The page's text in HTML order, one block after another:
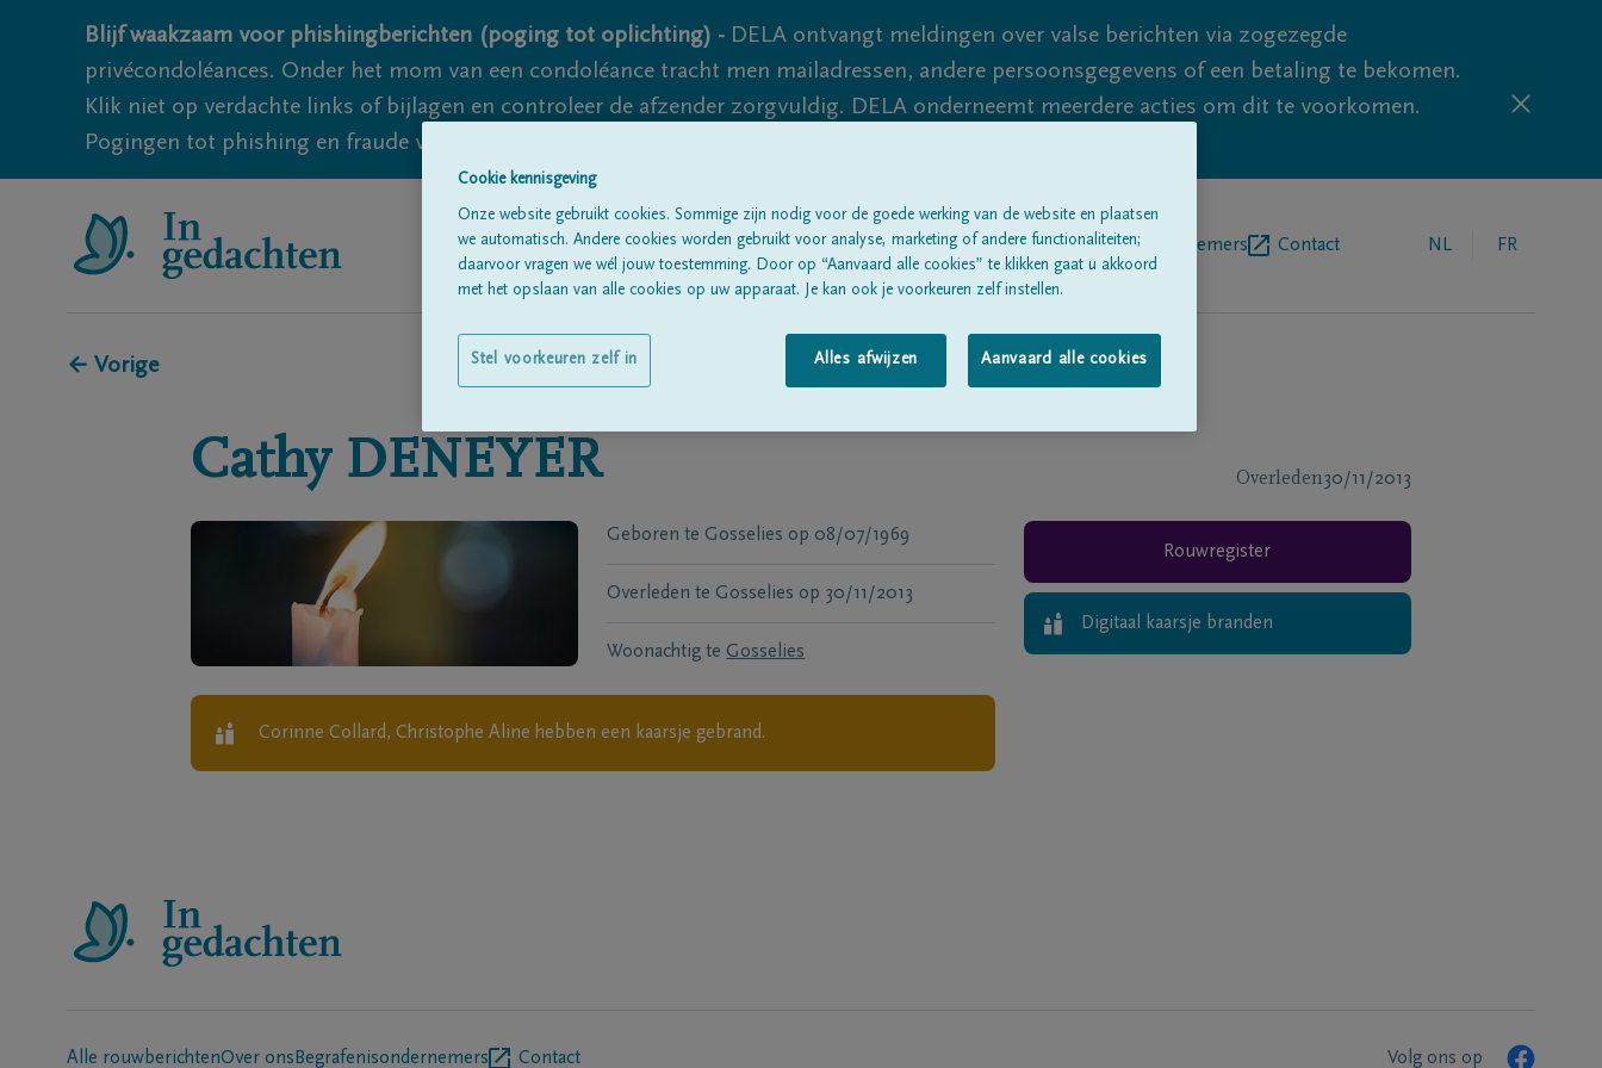
Blijf waakzaam voor phishingberichten (poging tot oplichting) - DELA ontvangt meldingen over valse berichten via zogezegde
privécondoléances. Onder het mom van een condoléance tracht men mailadressen, andere persoonsgegevens of een betaling te bekomen.
Klik niet op verdachte links of bijlagen en controleer de afzender zorgvuldig. DELA onderneemt meerdere acties om dit te voorkomen.
Pogingen tot phishing en fraude vallen echter nooit volledig uit te sluiten, dus blijf waakzaam.
Alle rouwberichten Over onsBegrafenisondernemers Contact NL FR
← Vorige
Cathy DENEYER Overleden30/11/2013
Geboren te Gosselies op 08/07/1969
Overleden te Gosselies op 30/11/2013
Woonachtig te Gosselies
Corinne Collard, Christophe Aline hebben een kaarsje gebrand.
Rouwregister
Digitaal kaarsje branden
Alle rouwberichtenOver ons Begrafenisondernemers Contact Volg ons op
Cookie kennisgeving
Onze website gebruikt cookies. Sommige zijn nodig voor de goede werking van de website en plaatsen
we automatisch. Andere cookies worden gebruikt voor analyse, marketing of andere functionaliteiten;
daarvoor vragen we wél jouw toestemming. Door op “Aanvaard alle cookies” te klikken gaat u akkoord
met het opslaan van alle cookies op uw apparaat. Je kan ook je voorkeuren zelf instellen.
Alles afwijzen Aanvaard alle cookies
Stel voorkeuren zelf in